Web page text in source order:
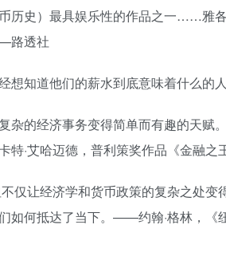
历史）最具娱乐性的作品之一……雅
路透社
想知道他们的薪水到底意味着什么
杂的经济事务变得简单而有趣的天赋
·艾哈迈德，普利策奖作品《金融
仅让经济学和货币政策的复杂之处
如何抵达了当下。——约翰·格林，《